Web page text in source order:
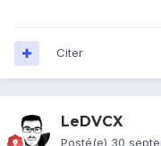
Citer
LeDVCX
Posté(e) 30